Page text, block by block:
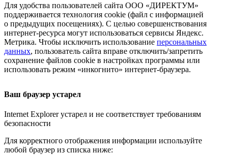
Для удобства пользователей сайта ООО «ДИРЕКТУМ»
поддерживается технология cookie (файл с информацией
о предыдущих посещениях). С целью совершенствования
интернет-ресурса могут использоваться сервисы Яндекс.
Метрика. Чтобы исключить использование персональных
данных, пользователь сайта вправе отключить/запретить
сохранение файлов cookie в настройках программы или
использовать режим «инкогнито» интернет-браузера.
Ваш браузер устарел
Internet Explorer устарел и не соответствует требованиям
безопасности
Для корректного отображения информации используйте
любой браузер из списка ниже: